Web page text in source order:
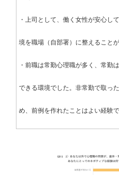
・上司として、働く女性が安心し
境を職場（自部署）に整えることが
・前職は常勤心理職が多く、常勤
できる環境でした。非常勤で取っ
め、前例を作れたことはよい経験で